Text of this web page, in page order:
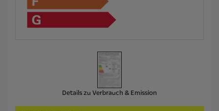
Details zu Verbrauch & Emission